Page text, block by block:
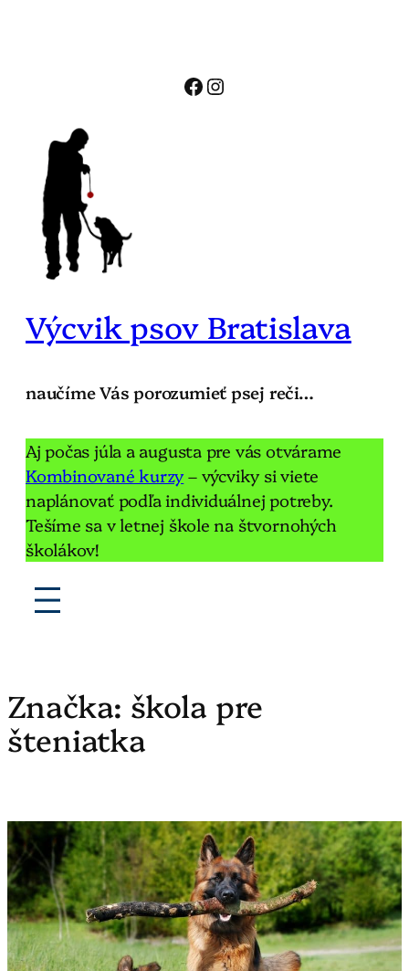
Facebook
Instagram
Výcvik psov Bratislava
naučíme Vás porozumieť psej reči…
Aj počas júla a augusta pre vás otvárame
Kombinované kurzy– výcviky si viete
naplánovať podľa individuálnej potreby.
Tešíme sa v letnej škole na štvornohých
školákov!
Značka: škola pre
šteniatka